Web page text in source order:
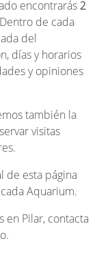
encontrarás2
de cada
del
días y horarios
y opiniones
también la
visitas
de esta página
Aquarium.
en Pilar, contacta